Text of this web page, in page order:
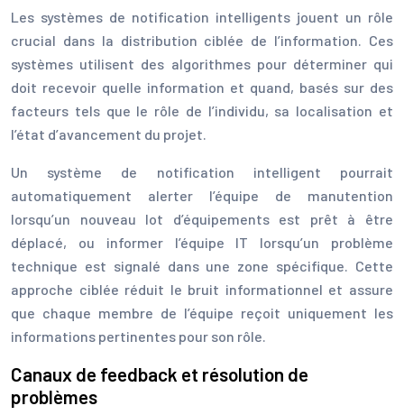
Les systèmes de notification intelligents jouent un rôle
crucial dans la distribution ciblée de l’information. Ces
systèmes utilisent des algorithmes pour déterminer qui
doit recevoir quelle information et quand, basés sur des
facteurs tels que le rôle de l’individu, sa localisation et
l’état d’avancement du projet.
Un système de notification intelligent pourrait
automatiquement alerter l’équipe de manutention
lorsqu’un nouveau lot d’équipements est prêt à être
déplacé, ou informer l’équipe IT lorsqu’un problème
technique est signalé dans une zone spécifique. Cette
approche ciblée réduit le bruit informationnel et assure
que chaque membre de l’équipe reçoit uniquement les
informations pertinentes pour son rôle.
Canaux de feedback et résolution de
problèmes